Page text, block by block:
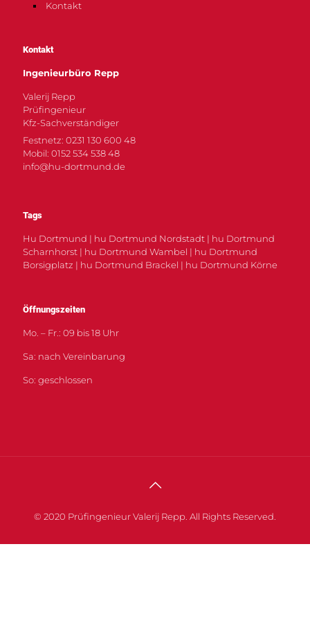
Kontakt
Kontakt
Ingenieurbüro Repp
Valerij Repp
Prüfingenieur
Kfz-Sachverständiger
Festnetz: 0231 130 600 48
Mobil: 0152 534 538 48
info@hu-dortmund.de
Tags
Hu Dortmund | hu Dortmund Nordstadt | hu Dortmund
Scharnhorst | hu Dortmund Wambel | hu Dortmund
Borsigplatz | hu Dortmund Brackel | hu Dortmund Körne
Öffnungszeiten
Mo. – Fr.: 09 bis 18 Uhr
Sa: nach Vereinbarung
So: geschlossen
© 2020 Prüfingenieur Valerij Repp. All Rights Reserved.